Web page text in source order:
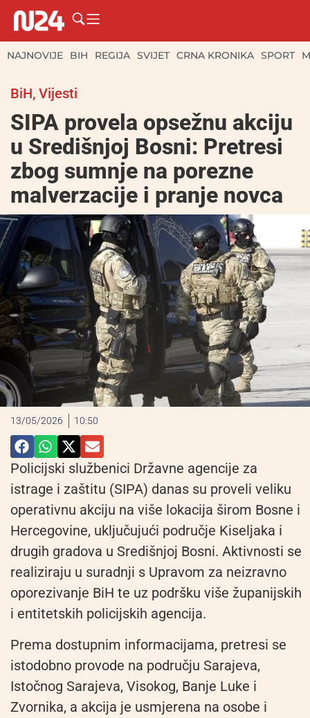
NAJNOVIJE BIH REGIJA SVIJET CRNA KRONIKA SPORT
BiH, Vijesti
SIPA provela opsežnu akciju
u Središnjoj Bosni: Pretresi
zbog sumnje na porezne
malverzacije i pranje novca
13/05/2026 10:50
Policijski službenici Državne agencije za
istrage i zaštitu (SIPA) danas su proveli veliku
operativnu akciju na više lokacija širom Bosne i
Hercegovine, uključujući područje Kiseljaka i
drugih gradova u Središnjoj Bosni. Aktivnosti se
realiziraju u suradnji s Upravom za neizravno
oporezivanje BiH te uz podršku više županijskih
i entitetskih policijskih agencija.
Prema dostupnim informacijama, pretresi se
istodobno provode na području Sarajeva,
Istočnog Sarajeva, Visokog, Banje Luke i
Zvornika, a akcija je usmjerena na osobe i